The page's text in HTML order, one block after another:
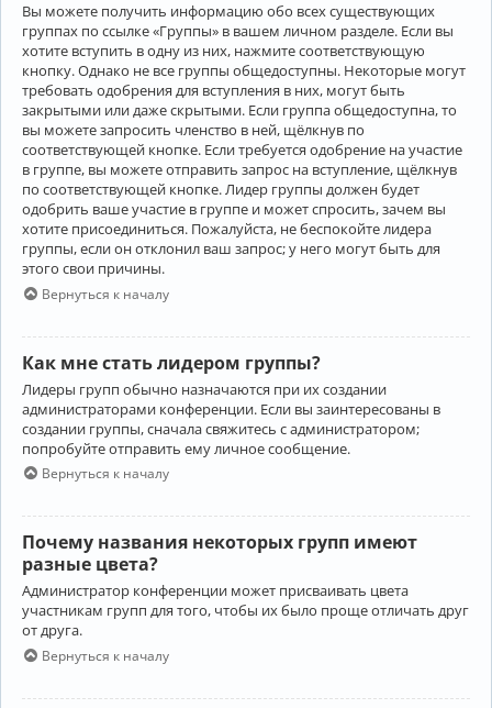
Вы можете получить информацию обо всех существующих
группах по ссылке «Группы» в вашем личном разделе. Если вы
хотите вступить в одну из них, нажмите соответствующую
кнопку. Однако не все группы общедоступны. Некоторые могут
требовать одобрения для вступления в них, могут быть
закрытыми или даже скрытыми. Если группа общедоступна, то
вы можете запросить членство в ней, щёлкнув по
соответствующей кнопке. Если требуется одобрение на участие
в группе, вы можете отправить запрос на вступление, щёлкнув
по соответствующей кнопке. Лидер группы должен будет
одобрить ваше участие в группе и может спросить, зачем вы
хотите присоединиться. Пожалуйста, не беспокойте лидера
группы, если он отклонил ваш запрос; у него могут быть для
этого свои причины.
Вернуться к началу
Как мне стать лидером группы?
Лидеры групп обычно назначаются при их создании
администраторами конференции. Если вы заинтересованы в
создании группы, сначала свяжитесь с администратором;
попробуйте отправить ему личное сообщение.
Вернуться к началу
Почему названия некоторых групп имеют
разные цвета?
Администратор конференции может присваивать цвета
участникам групп для того, чтобы их было проще отличать друг
от друга.
Вернуться к началу